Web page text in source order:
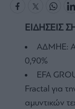
ΕΙΔΗΣΕΙΣ
ΑΔΜΗΕ:
0,90%
EFA
Fractal για
αμυντικών